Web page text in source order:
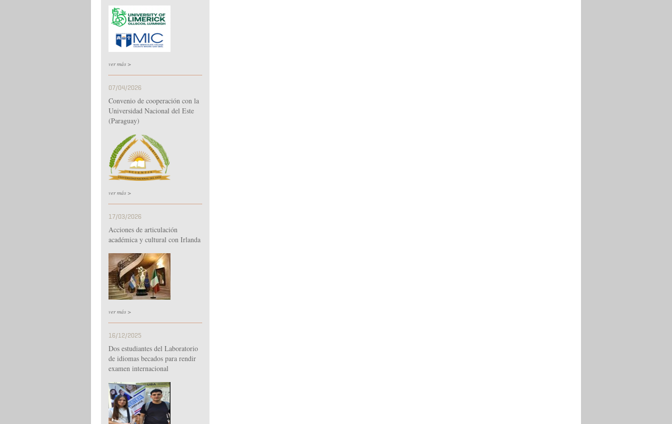
ver más >
07/04/2026
Convenio de cooperación con la
Universidad Nacional del Este
(Paraguay)
ver más >
17/03/2026
Acciones de articulación
académica y cultural con Irlanda
ver más >
16/12/2025
Dos estudiantes del Laboratorio
de idiomas becados para rendir
examen internacional